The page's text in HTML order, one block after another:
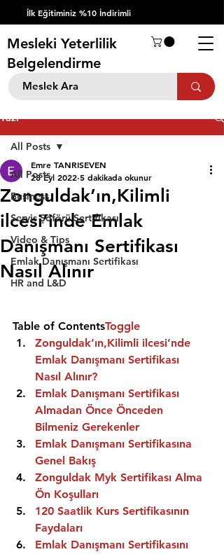
İlk Eğitiminiz %10 İndirimli
Mesleki Yeterlilik
Belgelendirme
Yazı
All Posts
Business
Servis Şöförü Sertifikası
Video & Tips
Emlak Danışmanı Sertifikası
HR and L&D
All Posts
Zonguldak’ın,Kilimli
ilcesi’inde Emlak
Danışmanı Sertifikası
Nasıl Alınır
Emre TANRISEVEN
28 Eyl 2022 5 dakikada okunur
Table of ContentsToggle
Zonguldak’ın,Kilimli ilcesi’nde
Emlak Danışmanı Sertifikası
Nasıl Alınır?
Emlak Danışmanı Sertifikası
Almadan Önce Önceden
Bilmeniz Gerekenler
Emlak Danışmanı Sertifikasına
Genel Bakış
Zonguldak Myk Sertifikası Alma
Ön Koşulları
120 Saatlik Kurs Sertifikasının
Faydaları
Emlak Danışmanı Sertifikasını